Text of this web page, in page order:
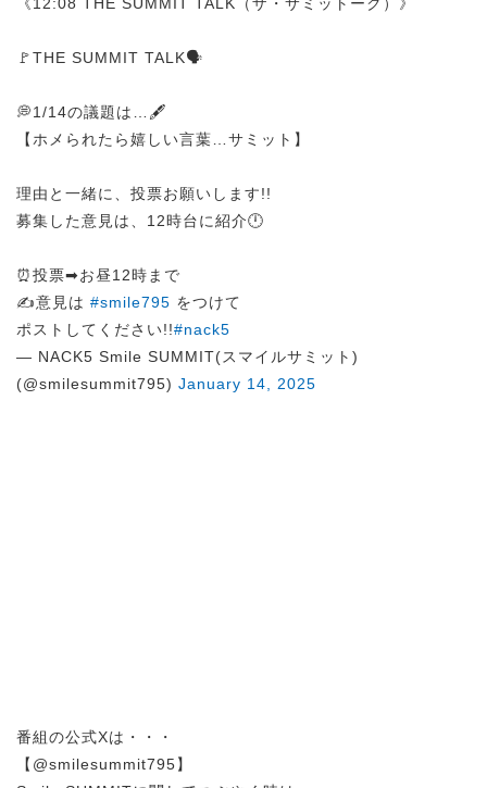
《12:08 THE SUMMIT TALK（ザ・サミットーク）》
🚩THE SUMMIT TALK🗣️
💭1/14の議題は…🖋️
【ホメられたら嬉しい言葉…サミット】
理由と一緒に、投票お願いします!!
募集した意見は、12時台に紹介🕛
⏰投票➡︎お昼12時まで
✍️意見は #smile795 をつけて
ポストしてください!!#nack5
— NACK5 Smile SUMMIT(スマイルサミット)
(@smilesummit795) January 14, 2025
番組の公式Xは・・・
【@smilesummit795】